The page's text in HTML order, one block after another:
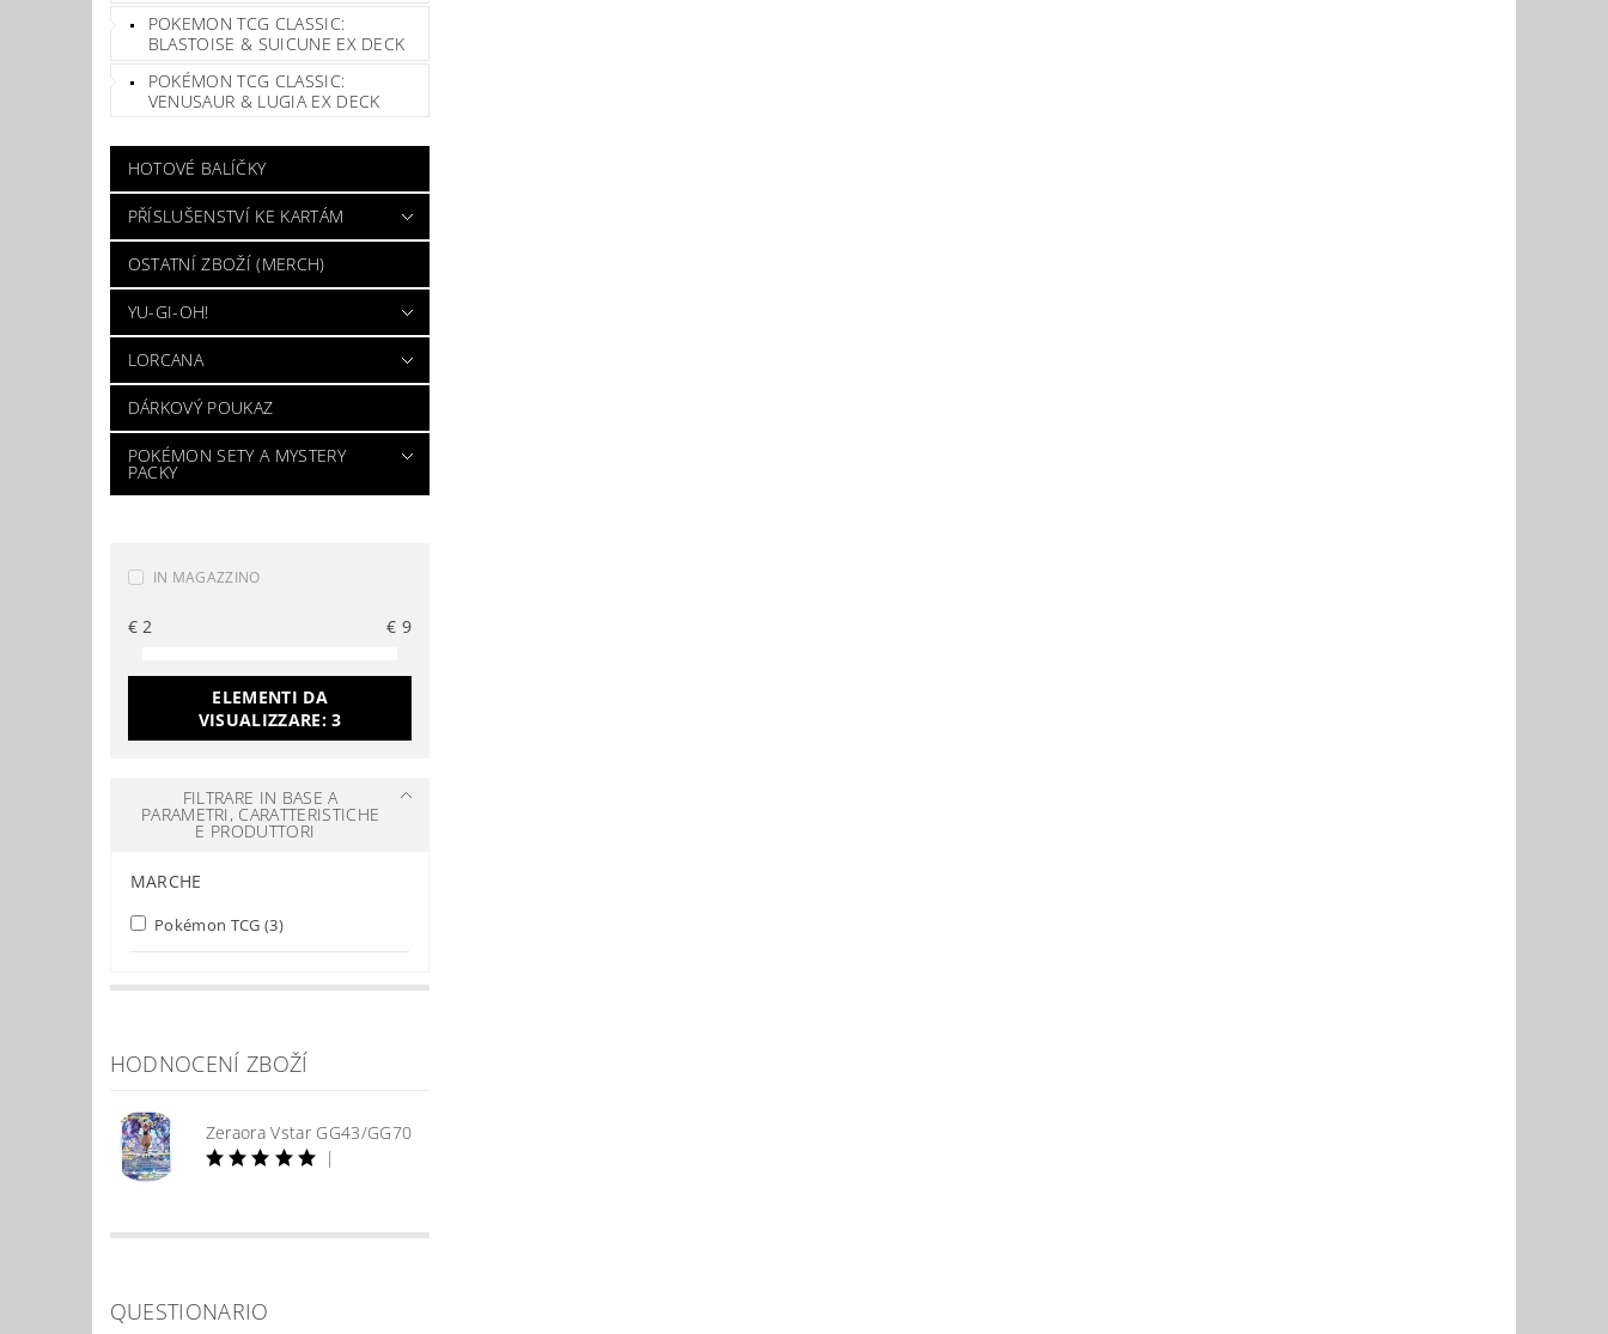
POKEMON TCG CLASSIC:
BLASTOISE & SUICUNE EX DECK
POKÉMON TCG CLASSIC:
VENUSAUR & LUGIA EX DECK
HOTOVÉ BALÍČKY
PŘÍSLUŠENSTVÍ KE KARTÁM
OSTATNÍ ZBOŽÍ (MERCH)
YU-GI-OH!
LORCANA
DÁRKOVÝ POUKAZ
POKÉMON SETY A MYSTERY
PACKY
IN MAGAZZINO
€2 €9
ELEMENTI DA
VISUALIZZARE:3
FILTRARE IN BASE A
PARAMETRI, CARATTERISTICHE
E PRODUTTORI
MARCHE
Pokémon TCG (3)
HODNOCENÍ ZBOŽÍ
Zeraora Vstar GG43/GG70
|
QUESTIONARIO